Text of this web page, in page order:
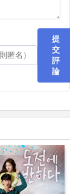
提
交
評
論